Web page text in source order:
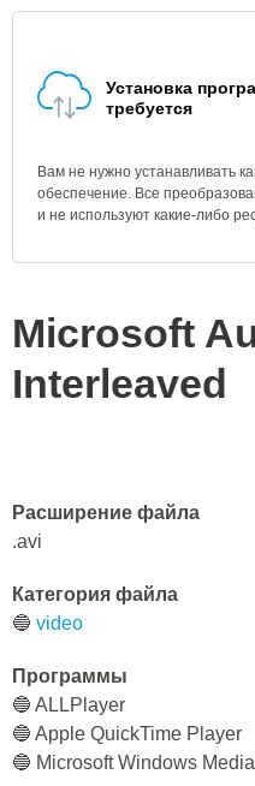
Установка
требуется
Вам не нужно устанавливать
обеспечение. Все
и не используют какие-либо
Microsoft
Interleaved
Расширение файла
.avi
Категория файла
🔵 video
Программы
🔵 ALLPlayer
🔵 Apple QuickTime Player
🔵 Microsoft Windows